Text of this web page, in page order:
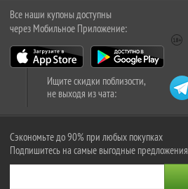
Все наши купоны доступны
через Мобильное Приложение:
Ищите скидки поблизости,
не выходя из чата:
Сэкономьте до 90% при любых покупках
Подпишитесь на самые выгодные предложения